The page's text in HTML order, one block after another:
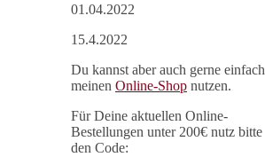
01.04.2022
15.4.2022
Du kannst aber auch gerne einfach
meinen Online-Shop nutzen.
Für Deine aktuellen Online-
Bestellungen unter 200€ nutz bitte
den Code: